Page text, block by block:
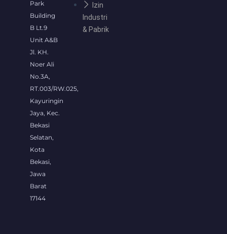
Park
Building
B Lt.9
Unit A&B
Jl. KH.
Noer Ali
No.3A,
RT.003/RW.025,
Kayuringin
Jaya, Kec.
Bekasi
Selatan,
Kota
Bekasi,
Jawa
Barat
17144
Izin
Industri
& Pabrik